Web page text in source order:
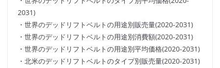
2031)
・世界のデッドリフトベルトの用途別販売量(2020-2031)
・世界のデッドリフトベルトの用途別消費額(2020-2031)
・世界のデッドリフトベルトの用途別平均価格(2020-2031)
・北米のデッドリフトベルトのタイプ別販売量(2020-2031)